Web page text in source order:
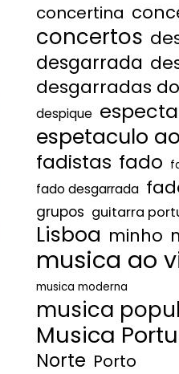
concertina
concertos
desgarrada
desgarradas
despique
espetaculo
fadistas fado
fado desgarrada
grupos guitarra
Lisboa minho
musica ao
musica moderna
musica
Musica
Norte Porto